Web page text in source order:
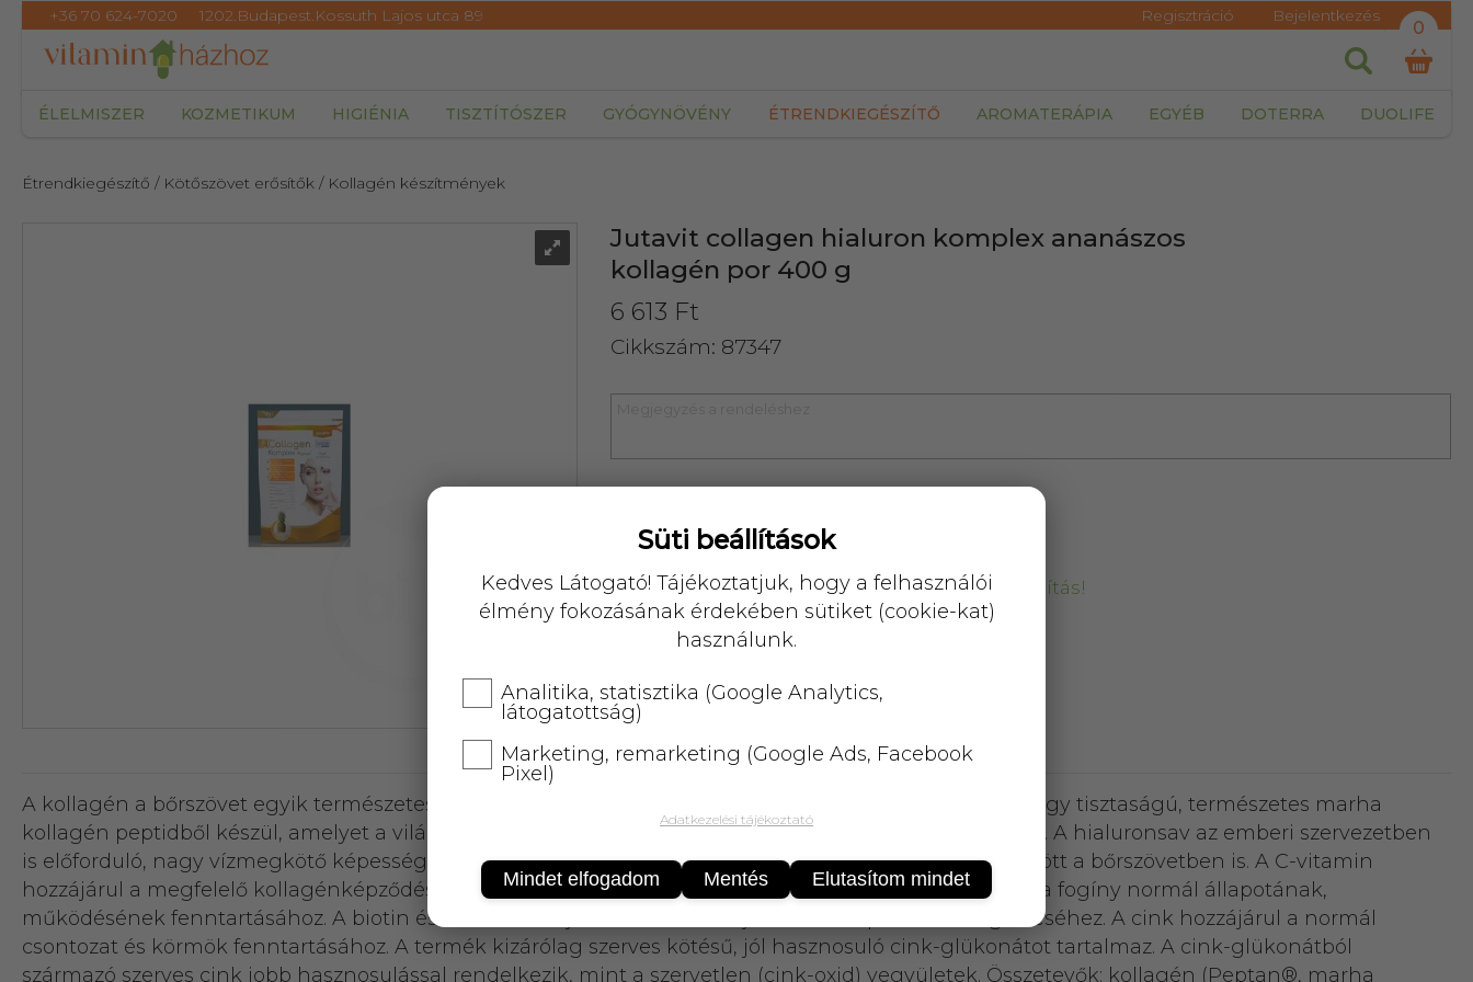
+36 70 624-7020 1202.Budapest.Kossuth Lajos utca 89 Regisztráció Bejelentkezés
0
ÉLELMISZER KOZMETIKUM HIGIÉNIA TISZTÍTÓSZER GYÓGYNÖVÉNY ÉTRENDKIEGÉSZÍTŐ AROMATERÁPIA EGYÉB DOTERRA DUOLIFE
Étrendkiegészítő / Kötőszövet erősítők / Kollagén készítmények
Jutavit collagen hialuron komplex ananászos
kollagén por 400 g
6 613 Ft
Cikkszám: 87347
KOSÁRBA
25 000 Ftfelett5 kg-igingyenes kiszállítás!
A kollagén a bőrszövet egyik természetes alkotóeleme. A termékben található kollagén, a Peptan®, nagy tisztaságú, természetes marha
kollagén peptidből készül, amelyet a világ egyik vezető kollagén gyártó cége, a francia Rousselot gyárt. A hialuronsav az emberi szervezetben
is előforduló, nagy vízmegkötő képességgel rendelkező poliszacharid, amely megtalálható többek között a bőrszövetben is. A C-vitamin
hozzájárul a megfelelő kollagénképződéshez és ezen keresztül a bőr, a fogak, a csontozat, a porcok és a fogíny normál állapotának,
működésének fenntartásához. A biotin és a cink hozzájárul a bőr és a haj normál állapotának megőrzéséhez. A cink hozzájárul a normál
csontozat és körmök fenntartásához. A termék kizárólag szerves kötésű, jól hasznosuló cink-glükonátot tartalmaz. A cink-glükonátból
származó szerves cink jobb hasznosulással rendelkezik, mint a szervetlen (cink-oxid) vegyületek. Összetevők: kollagén (Peptan®, marha
Süti beállítások
Kedves Látogató! Tájékoztatjuk, hogy a felhasználói
élmény fokozásának érdekében sütiket (cookie-kat)
használunk.
Analitika, statisztika (Google Analytics,
látogatottság)
Marketing, remarketing (Google Ads, Facebook
Pixel)
Adatkezelési tájékoztató
Mindet elfogadom Mentés Elutasítom mindet